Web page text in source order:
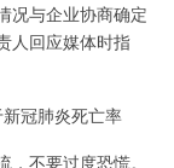
况与企业协商确定
人回应媒体时指
新冠肺炎死亡率
不要过度恐慌。